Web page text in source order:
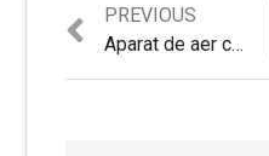
PREVIOUS
Previous
post:
Aparat de aer conditionat Star-Light ACM-09ARWI, Inverter, 9000 BTU, Clasa A++, Display, Control WiFi, Kit instalare inclus